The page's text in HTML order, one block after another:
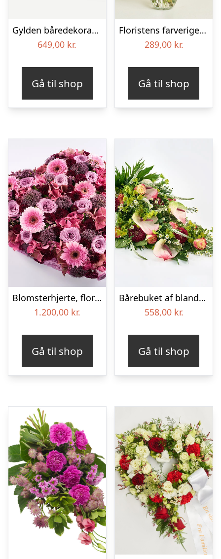
Gylden båredekoration
649,00 kr.
Gå til shop
Floristens farverige kondolencebuket
289,00 kr.
Gå til shop
Blomsterhjerte, floristens valg – Blomster til begravelse
1.200,00 kr.
Gå til shop
Bårebuket af blandede blomster – Blomster til begravelse
558,00 kr.
Gå til shop